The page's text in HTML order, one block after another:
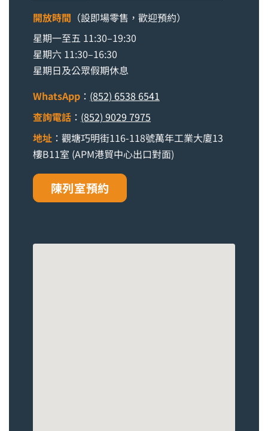
開放時間 （設即場零售，歡迎預約）
星期一至五 11:30–19:30
星期六 11:30–16:30
星期日及公眾假期休息
WhatsApp ： (852) 6538 6541
查詢電話 ： (852) 9029 7975
地址 ：觀塘巧明街116-118號萬年工業大廈13
樓B11室 (APM港貿中心出口對面)
陳列室預約